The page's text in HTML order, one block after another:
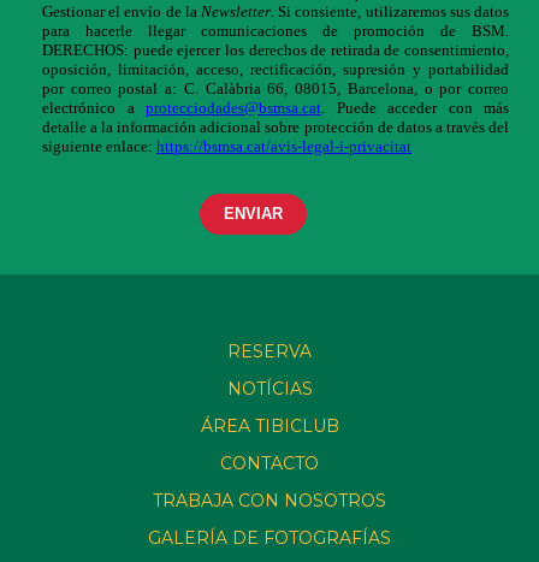
RESERVA
NOTÍCIAS
ÁREA TIBICLUB
CONTACTO
TRABAJA CON NOSOTROS
GALERÍA DE FOTOGRAFÍAS